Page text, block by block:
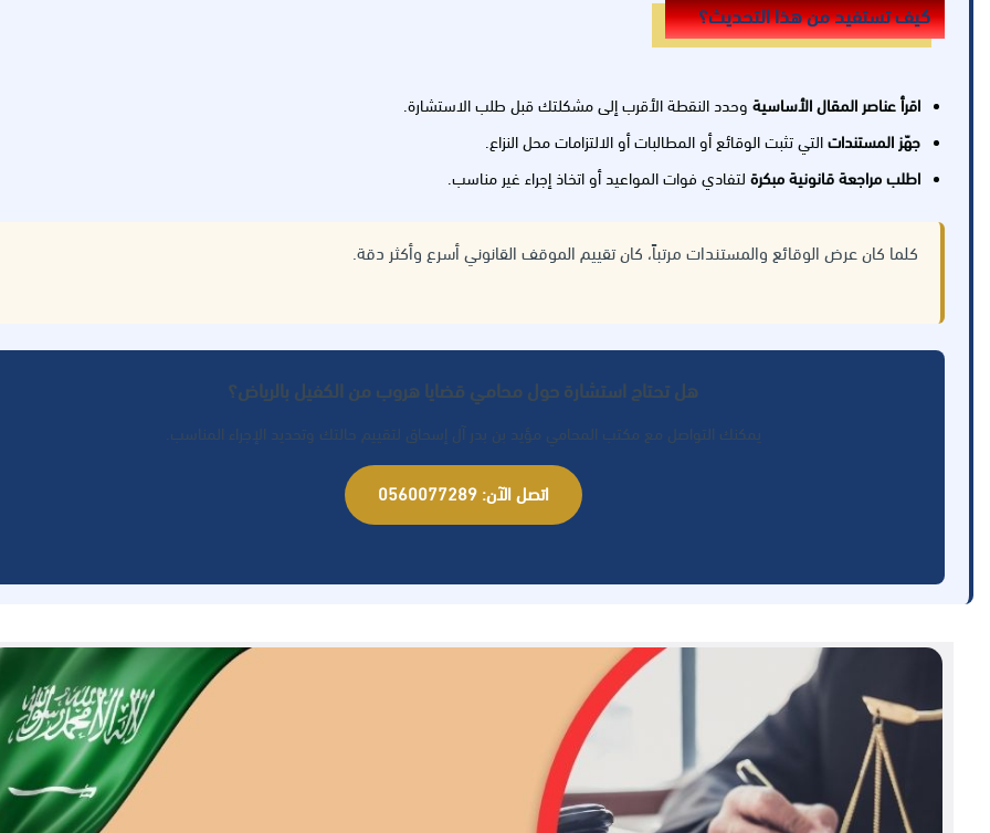
كيف تستفيد من هذا التحديث؟
اقرأ عناصر المقال الأساسية وحدد النقطة الأقرب إلى مشكلتك قبل طلب الاستشارة.
جهّز المستنداتالتي تثبت الوقائع أو المطالبات أو الالتزامات محل النزاع.
اطلب مراجعة قانونية مبكرة لتفادي فوات المواعيد أو اتخاذ إجراء غير مناسب.
كلما كان عرض الوقائع والمستندات مرتباً، كان تقييم الموقف القانوني أسرع وأكثر دقة.
هل تحتاج استشارة حول محامي قضايا هروب من الكفيل بالرياض؟
يمكنك التواصل مع مكتب المحامي مؤيد بن بدر آل إسحاق لتقييم حالتك وتحديد الإجراء المناسب.
اتصل الآن: 0560077289